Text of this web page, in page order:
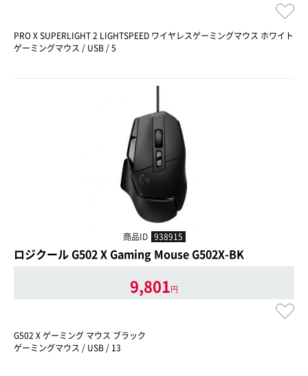
PRO X SUPERLIGHT 2 LIGHTSPEED ワイヤレスゲーミングマウス ホワイト
ゲーミングマウス / USB / 5
商品ID 938915
ロジクール G502 X Gaming Mouse G502X-BK
9,801円
G502 X ゲーミング マウス ブラック
ゲーミングマウス / USB / 13